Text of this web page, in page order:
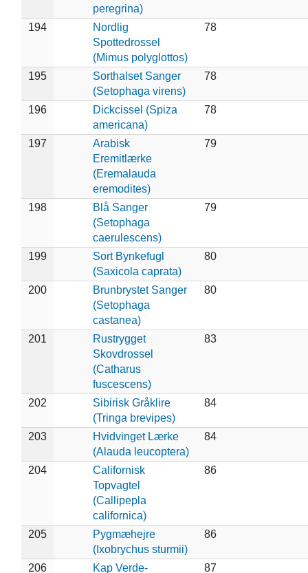
peregrina)
194
Nordlig
Spottedrossel
(Mimus polyglottos)
78
195
Sorthalset Sanger
(Setophaga virens)
78
196
Dickcissel (Spiza
americana)
78
197
Arabisk
Eremitlærke
(Eremalauda
eremodites)
79
198
Blå Sanger
(Setophaga
caerulescens)
79
199
Sort Bynkefugl
(Saxicola caprata)
80
200
Brunbrystet Sanger
(Setophaga
castanea)
80
201
Rustrygget
Skovdrossel
(Catharus
fuscescens)
83
202
Sibirisk Gråklire
(Tringa brevipes)
84
203
Hvidvinget Lærke
(Alauda leucoptera)
84
204
Californisk
Topvagtel
(Callipepla
californica)
86
205
Pygmæhejre
(Ixobrychus sturmii)
86
206 Kap Verde- 87